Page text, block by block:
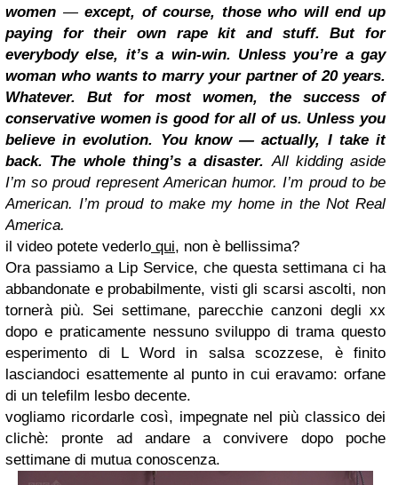
women —except, of course, those who will end up
paying for their own rape kit and stuff.
But for
everybody else, it’s a win-win. Unless you’re a gay
woman who wants to marry your partner of 20 years.
Whatever. But for most women, the success of
conservative women is good for all of us. Unless you
believe in evolution. You know — actually, I take it
back. The whole thing’s a disaster.All kidding aside
I’m so proud represent American humor. I’m proud to be
American. I’m proud to make my home in the Not Real
America.
il video potete vederlo qui, non è bellissima?
Ora passiamo a Lip Service, che questa settimana ci ha
abbandonate e probabilmente, visti gli scarsi ascolti, non
tornerà più. Sei settimane, parecchie canzoni degli xx
dopo e praticamente nessuno sviluppo di trama questo
esperimento di L Word in salsa scozzese, è finito
lasciandoci esattemente al punto in cui eravamo: orfane
di un telefilm lesbo decente.
vogliamo ricordarle così, impegnate nel più classico dei
clichè: pronte ad andare a convivere dopo poche
settimane di mutua conoscenza.